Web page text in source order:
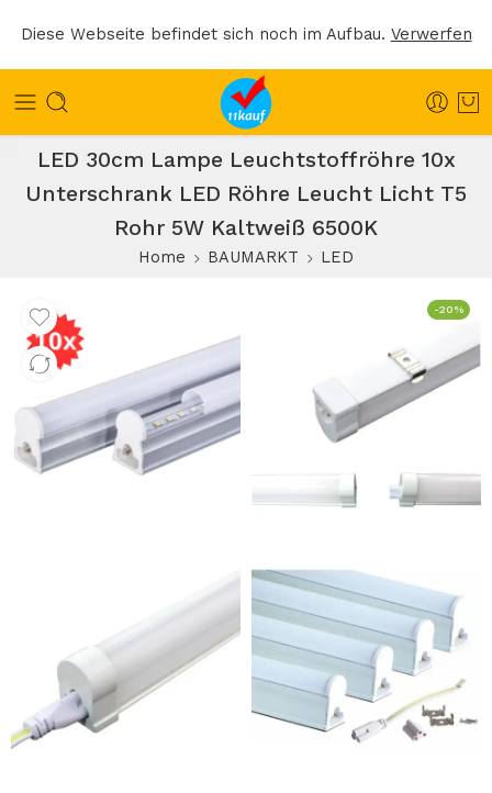
Diese Webseite befindet sich noch im Aufbau. Verwerfen
LED 30cm Lampe Leuchtstoffröhre 10x
Unterschrank LED Röhre Leucht Licht T5
Rohr 5W Kaltweiß 6500K
Home BAUMARKT LED
-20%